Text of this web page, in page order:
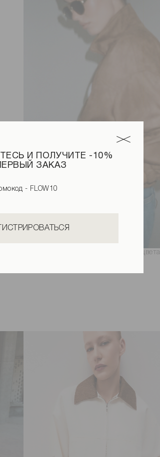
И ПОЛУЧИТЕ -10%
ЗАКАЗ
- FLOW10
Куртка из эко-замши коричневого цвета